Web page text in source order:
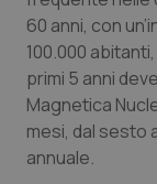
Toscana
Umbria
Valle
Obesità
60 anni, con
100.000
primi 5 anni
Magnetica
mesi, dal sesto
annuale.